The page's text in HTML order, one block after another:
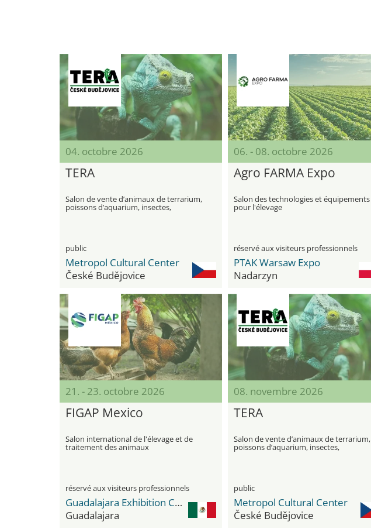
04. octobre 2026
TERA
Salon de vente d’animaux de terrarium,
poissons d’aquarium, insectes,
nourriture, plantes et accessoires
public
Metropol Cultural Center
České Budějovice
06. - 08. octobre 2026
Agro FARMA Expo
Salon des technologies et équipements
pour l'élevage
réservé aux visiteurs professionnels
PTAK Warsaw Expo
Nadarzyn
21. - 23. octobre 2026
FIGAP Mexico
Salon international de l'élevage et de
traitement des animaux
réservé aux visiteurs professionnels
Guadalajara Exhibition Center
Guadalajara
08. novembre 2026
TERA
Salon de vente d’animaux de terrarium,
poissons d’aquarium, insectes,
nourriture, plantes et accessoires
public
Metropol Cultural Center
České Budějovice